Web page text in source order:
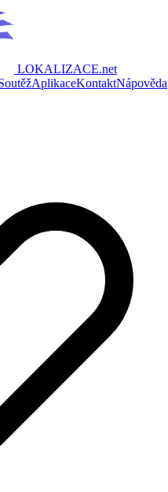
LOKALIZACE.net
AplikaceKontaktNápověda